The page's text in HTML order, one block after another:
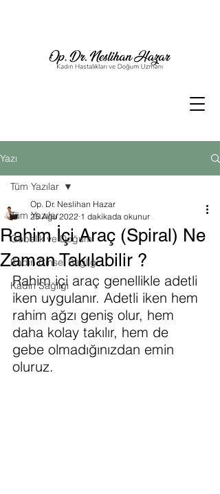
Yazı
Tüm Yazılar
Gebelik ve Doğum
Kadın Cinsel Sağlığı
Kadın Sağlığı
Tüm Yazılar
Rahim İçi Araç (Spiral) Ne
Zaman Takılabilir ?
Op. Dr. Neslihan Hazar
25 Ağu 2022 1 dakikada okunur
Rahim içi araç genellikle adetli
iken uygulanır. Adetli iken hem
rahim ağzı geniş olur, hem
daha kolay takılır, hem de
gebe olmadığınızdan emin
oluruz.